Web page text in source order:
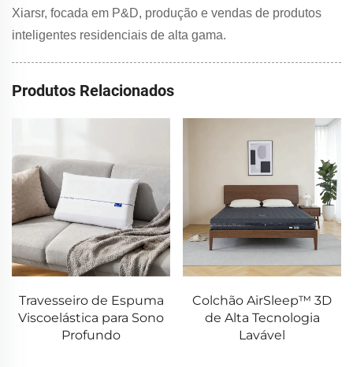
Xiarsr, focada em P&D, produção e vendas de produtos
inteligentes residenciais de alta gama.
Produtos Relacionados
Travesseiro de Espuma
Viscoelástica para Sono
Profundo
Colchão AirSleep™ 3D
de Alta Tecnologia
Lavável